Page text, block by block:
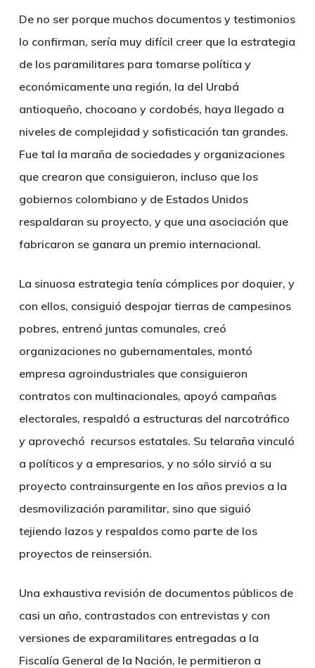
De no ser porque muchos documentos y testimonios
lo confirman, sería muy difícil creer que la estrategia
de los paramilitares para tomarse política y
económicamente una región, la del Urabá
antioqueño, chocoano y cordobés, haya llegado a
niveles de complejidad y sofisticación tan grandes.
Fue tal la maraña de sociedades y organizaciones
que crearon que consiguieron, incluso que los
gobiernos colombiano y de Estados Unidos
respaldaran su proyecto, y que una asociación que
fabricaron se ganara un premio internacional.
La sinuosa estrategia tenía cómplices por doquier, y
con ellos, consiguió despojar tierras de campesinos
pobres, entrenó juntas comunales, creó
organizaciones no gubernamentales, montó
empresa agroindustriales que consiguieron
contratos con multinacionales, apoyó campañas
electorales, respaldó a estructuras del narcotráfico
y aprovechó recursos estatales. Su telaraña vinculó
a políticos y a empresarios, y no sólo sirvió a su
proyecto contrainsurgente en los años previos a la
desmovilización paramilitar, sino que siguió
tejiendo lazos y respaldos como parte de los
proyectos de reinsersión.
Una exhaustiva revisión de documentos públicos de
casi un año, contrastados con entrevistas y con
versiones de exparamilitares entregadas a la
Fiscalía General de la Nación, le permitieron a